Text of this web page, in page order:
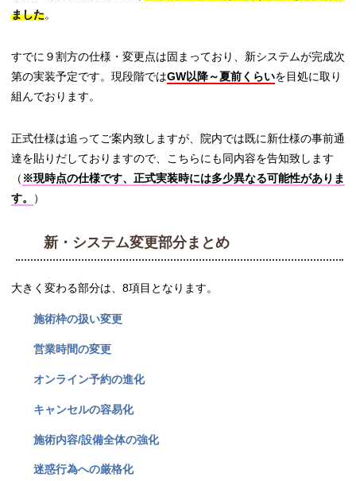
ました。
すでに９割方の仕様・変更点は固まっており、新システムが完成次
第の実装予定です。現段階ではGW以降～夏前くらいを目処に取り
組んでおります。
正式仕様は追ってご案内致しますが、院内では既に新仕様の事前通
達を貼りだしておりますので、こちらにも同内容を告知致します
（ ※現時点の仕様です、正式実装時には多少異なる可能性がありま
す。
）
新・システム変更部分まとめ
大きく変わる部分は、8項目となります。
施術枠の扱い変更
営業時間の変更
オンライン予約の進化
キャンセルの容易化
施術内容/設備全体の強化
迷惑行為への厳格化